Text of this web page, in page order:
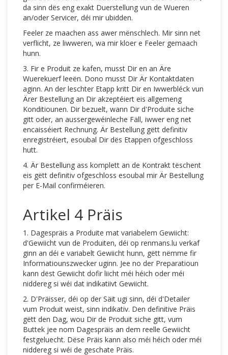
da sinn dës eng exakt Duerstellung vun de Wueren
an/oder Servicer, déi mir ubidden.
Feeler ze maachen ass awer mënschlech. Mir sinn net
verflicht, ze liwweren, wa mir kloer e Feeler gemaach
hunn.
3. Fir e Produit ze kafen, musst Dir en an Äre
Wuerekuerf leeën. Dono musst Dir Är Kontaktdaten
aginn. An der leschter Etapp kritt Dir en Iwwerbléck vun
Ärer Bestellung an Dir akzeptéiert eis allgemeng
Konditiounen. Dir bezuelt, wann Dir d'Produite siche
gitt oder, an aussergewéinleche Fäll, iwwer eng net
encaisséiert Rechnung. Är Bestellung gëtt definitiv
enregistréiert, esoubal Dir dës Etappen ofgeschloss
hutt.
4. Är Bestellung ass komplett an de Kontrakt tëschent
eis gëtt definitiv ofgeschloss esoubal mir Är Bestellung
per E-Mail confirméieren.
Artikel 4 Präis
1. Dagespräis a Produite mat variabelem Gewiicht:
d'Gewiicht vun de Produiten, déi op renmans.lu verkaf
ginn an déi e variabelt Gewiicht hunn, gëtt nëmme fir
Informatiounszwecker uginn. Jee no der Preparatioun
kann dëst Gewiicht dofir liicht méi héich oder méi
niddereg si wéi dat indikatiivt Gewiicht.
2. D'Präisser, déi op der Säit ugi sinn, déi d'Detailer
vum Produit weist, sinn indikativ. Den definitive Präis
gëtt den Dag, wou Dir de Produit siche gitt, vum
Buttek jee nom Dagespräis an dem reelle Gewiicht
festgeluecht. Dëse Präis kann also méi héich oder méi
niddereg si wéi de geschate Präis.